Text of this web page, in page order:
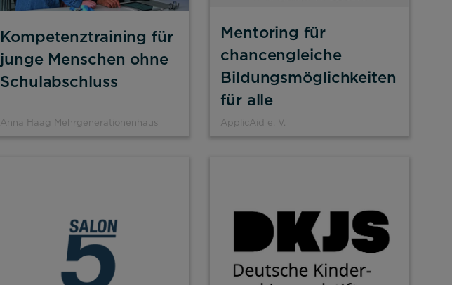
Kompetenztraining für
junge Menschen ohne
Schulabschluss
Anna Haag Mehrgenerationenhaus
Mentoring für
chancengleiche
Bildungsmöglichkeiten
für alle
ApplicAid e. V.